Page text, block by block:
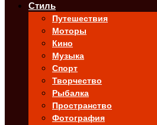
Стиль
Путешествия
Моторы
Кино
Музыка
Спорт
Творчество
Рыбалка
Пространство
Фотография